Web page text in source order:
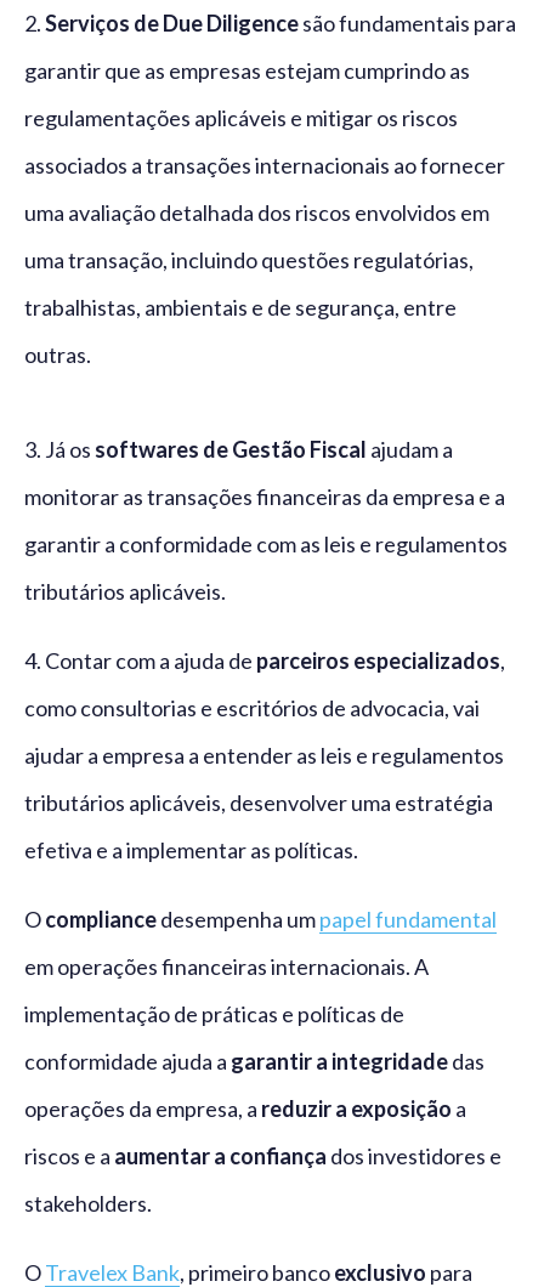
2.Serviços de Due Diligencesão fundamentais para
garantir que as empresas estejam cumprindo as
regulamentações aplicáveis e mitigar os riscos
associados a transações internacionais ao fornecer
uma avaliação detalhada dos riscos envolvidos em
uma transação, incluindo questões regulatórias,
trabalhistas, ambientais e de segurança, entre
outras.
3. Já os softwares de Gestão Fiscal ajudam a
monitorar as transações financeiras da empresa e a
garantir a conformidade com as leis e regulamentos
tributários aplicáveis.
4. Contar com a ajuda de parceiros especializados,
como consultorias e escritórios de advocacia, vai
ajudar a empresa a entender as leis e regulamentos
tributários aplicáveis, desenvolver uma estratégia
efetiva e a implementar as políticas.
Ocompliancedesempenha umpapel fundamental
em operações financeiras internacionais. A
implementação de práticas e políticas de
conformidade ajuda a garantir a integridadedas
operações da empresa, a reduzir a exposição a
riscos e a aumentar a confiança dos investidores e
stakeholders.
OTravelex Bank, primeiro bancoexclusivo para